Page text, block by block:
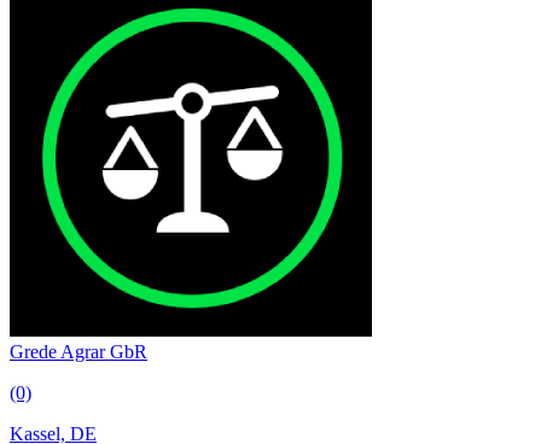
Grede Agrar GbR
(0)
Kassel, DE